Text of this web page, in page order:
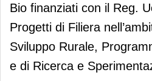
Bio finanziati con il Reg.
Progetti di Filiera
Sviluppo Rurale,
e di Ricerca e